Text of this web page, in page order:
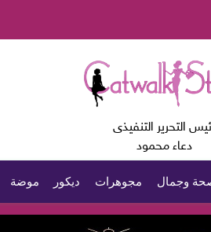
التحرير التنفيذى
دعاء محمود
وجمال مجوهرات ديكور موضة